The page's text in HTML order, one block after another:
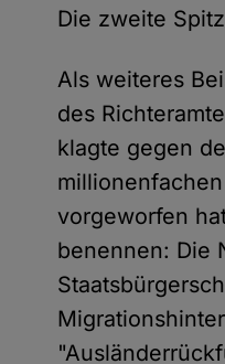
Die zweite
Als weiteres
des
klagte gegen
vorgeworfen
benennen: Die